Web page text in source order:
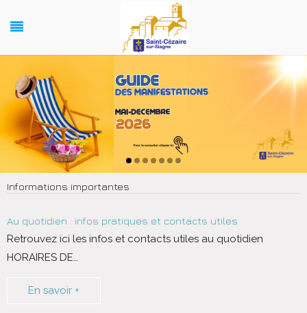
Informations importantes
Au quotidien : infos pratiques et contacts utiles
Retrouvez ici les infos et contacts utiles au quotidien
HORAIRES DE…
En savoir +